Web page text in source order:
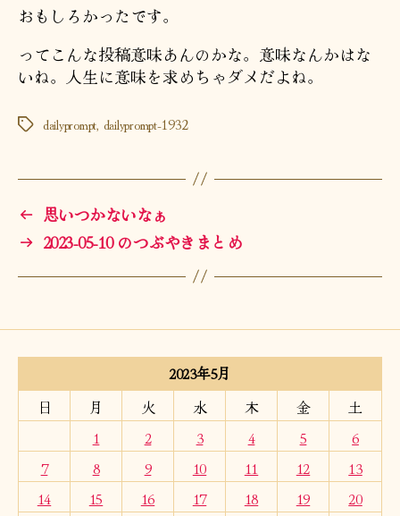
おもしろかったです。
ってこんな投稿意味あんのかな。意味なんかはな
いね。人生に意味を求めちゃダメだよね。
タ
dailyprompt, dailyprompt-1932
← 思いつかないなぁ
→ 2023-05-10 のつぶやきまとめ
2023年5月
日
月 火 水 木 金
土
1
2 3 4 5
6
7
8 9 10 11 12
13
14
15 16 17 18 19
20